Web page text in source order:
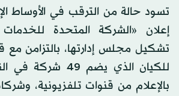
تسود حالة من الترقب في الأوساط
إعلان «الشركة المتحدة للخدمات
تشكيل مجلس إدارتها، بالتزامن مع
للكيان الذي يضم
بالإعلام من قنوات تلفزيونية،